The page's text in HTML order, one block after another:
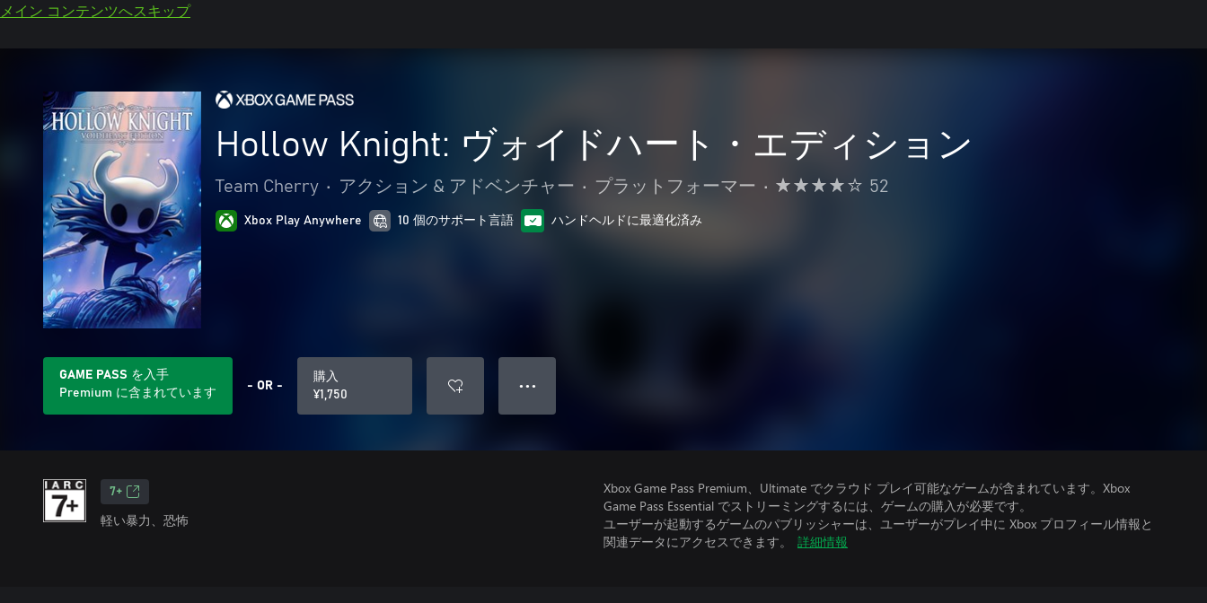
メイン コンテンツへスキップ
Hollow Knight: ヴォイドハート・エディション
Team Cherry • アクション & アドベンチャー • プラットフォーマー • 52
Xbox Play Anywhere 10 個のサポート言語 ハンドヘルドに最適化済み
GAME PASS を入手
Premium に含まれています
- OR -
購入
¥1,750
● ● ●
7+
軽い暴力、恐怖
Xbox Game Pass Premium、Ultimate でクラウド プレイ可能なゲームが含まれています。Xbox
Game Pass Essential でストリーミングするには、ゲームの購入が必要です。
ユーザーが起動するゲームのパブリッシャーは、ユーザーがプレイ中に Xbox プロフィール情報と
関連データにアクセスできます。
詳細情報